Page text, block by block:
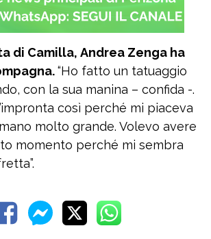
di Camilla, Andrea Zenga ha
“Ho fatto un tatuaggio
con la sua manina – confida -.
così perché mi piaceva
molto grande. Volevo avere
momento perché mi sembra